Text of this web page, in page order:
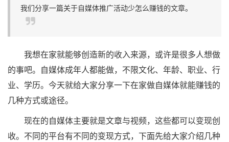
我们分享一篇关于自媒体推广活动少怎么赚钱的文章。
我想在家就能够创造新的收入来源，或许是很多人想做
的事吧。自媒体成年人都能做，不限文化、年龄、职业、行
业、学历。今天就给大家分享一下在家做自媒体就能赚钱的
几种方式或途径。
现在的自媒体主要就是文章与视频，这些都可以变现创
收。不同的平台有不同的变现方式，下面先给大家介绍几种